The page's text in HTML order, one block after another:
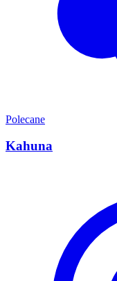
Polecane
Kahuna